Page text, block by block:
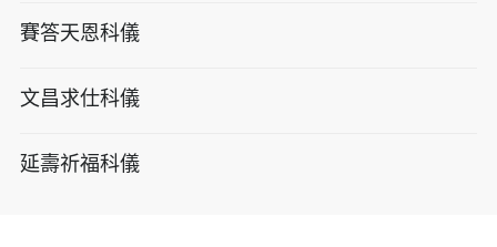
賽答天恩科儀
文昌求仕科儀
延壽祈福科儀